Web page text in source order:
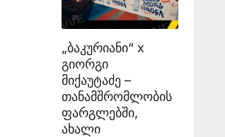
„ბაკურიანი“ x
გიორგი
მიქაუტაძე –
თანამშრომლობის
ფარგლებში,
ახალი